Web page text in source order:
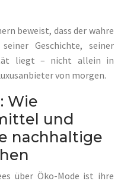
beweist, dass der wahre
Geschichte, seiner
liegt – nicht allein in
von morgen.
Wie
und
nachhaltige
über Öko-Mode ist ihre